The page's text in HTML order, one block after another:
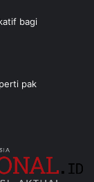
bagi
pak